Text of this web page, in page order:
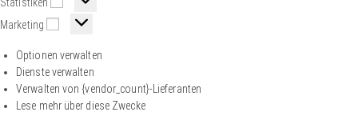
Marketing
Optionen verwalten
Dienste verwalten
Verwalten von {vendor_count}-Lieferanten
Lese mehr über diese Zwecke